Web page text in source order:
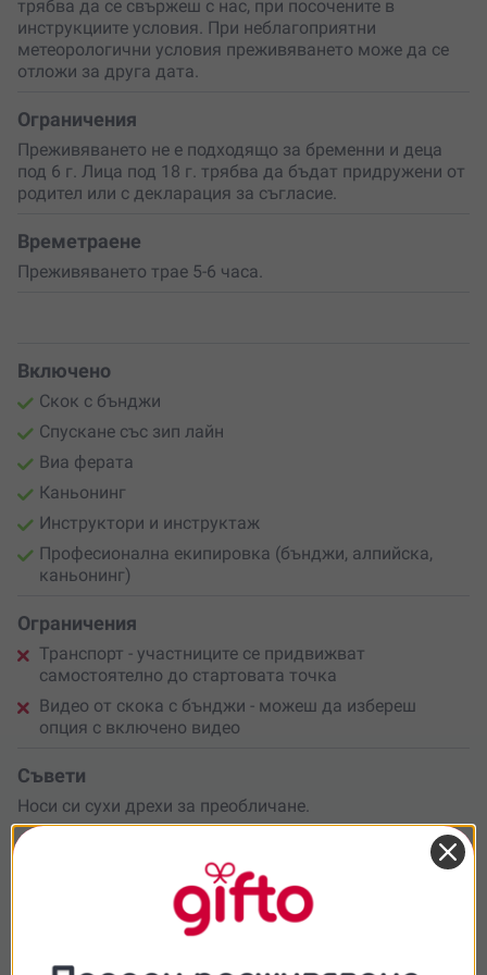
трябва да се свържеш с нас, при посочените в
инструкциите условия. При неблагоприятни
метеорологични условия преживяването може да се
отложи за друга дата.
Ограничения
Преживяването не е подходящо за бременни и деца
под 6 г. Лица под 18 г. трябва да бъдат придружени от
родител или с декларация за съгласие.
Времетраене
Преживяването трае 5-6 часа.
Включено
Скок с бънджи
Спускане със зип лайн
Виа ферата
Каньонинг
Инструктори и инструктаж
Професионална екипировка (бънджи, алпийска,
каньонинг)
Ограничения
Транспорт - участниците се придвижват
самостоятелно до стартовата точка
Видео от скока с бънджи - можеш да избереш
опция с включено видео
Съвети
Носи си сухи дрехи за преобличане.
Ваучерът важи за 1 човек, за повече участници избери
необходимия брой ваучери. За групи над 8 човека се
свържи с нас за специални условия - може да се